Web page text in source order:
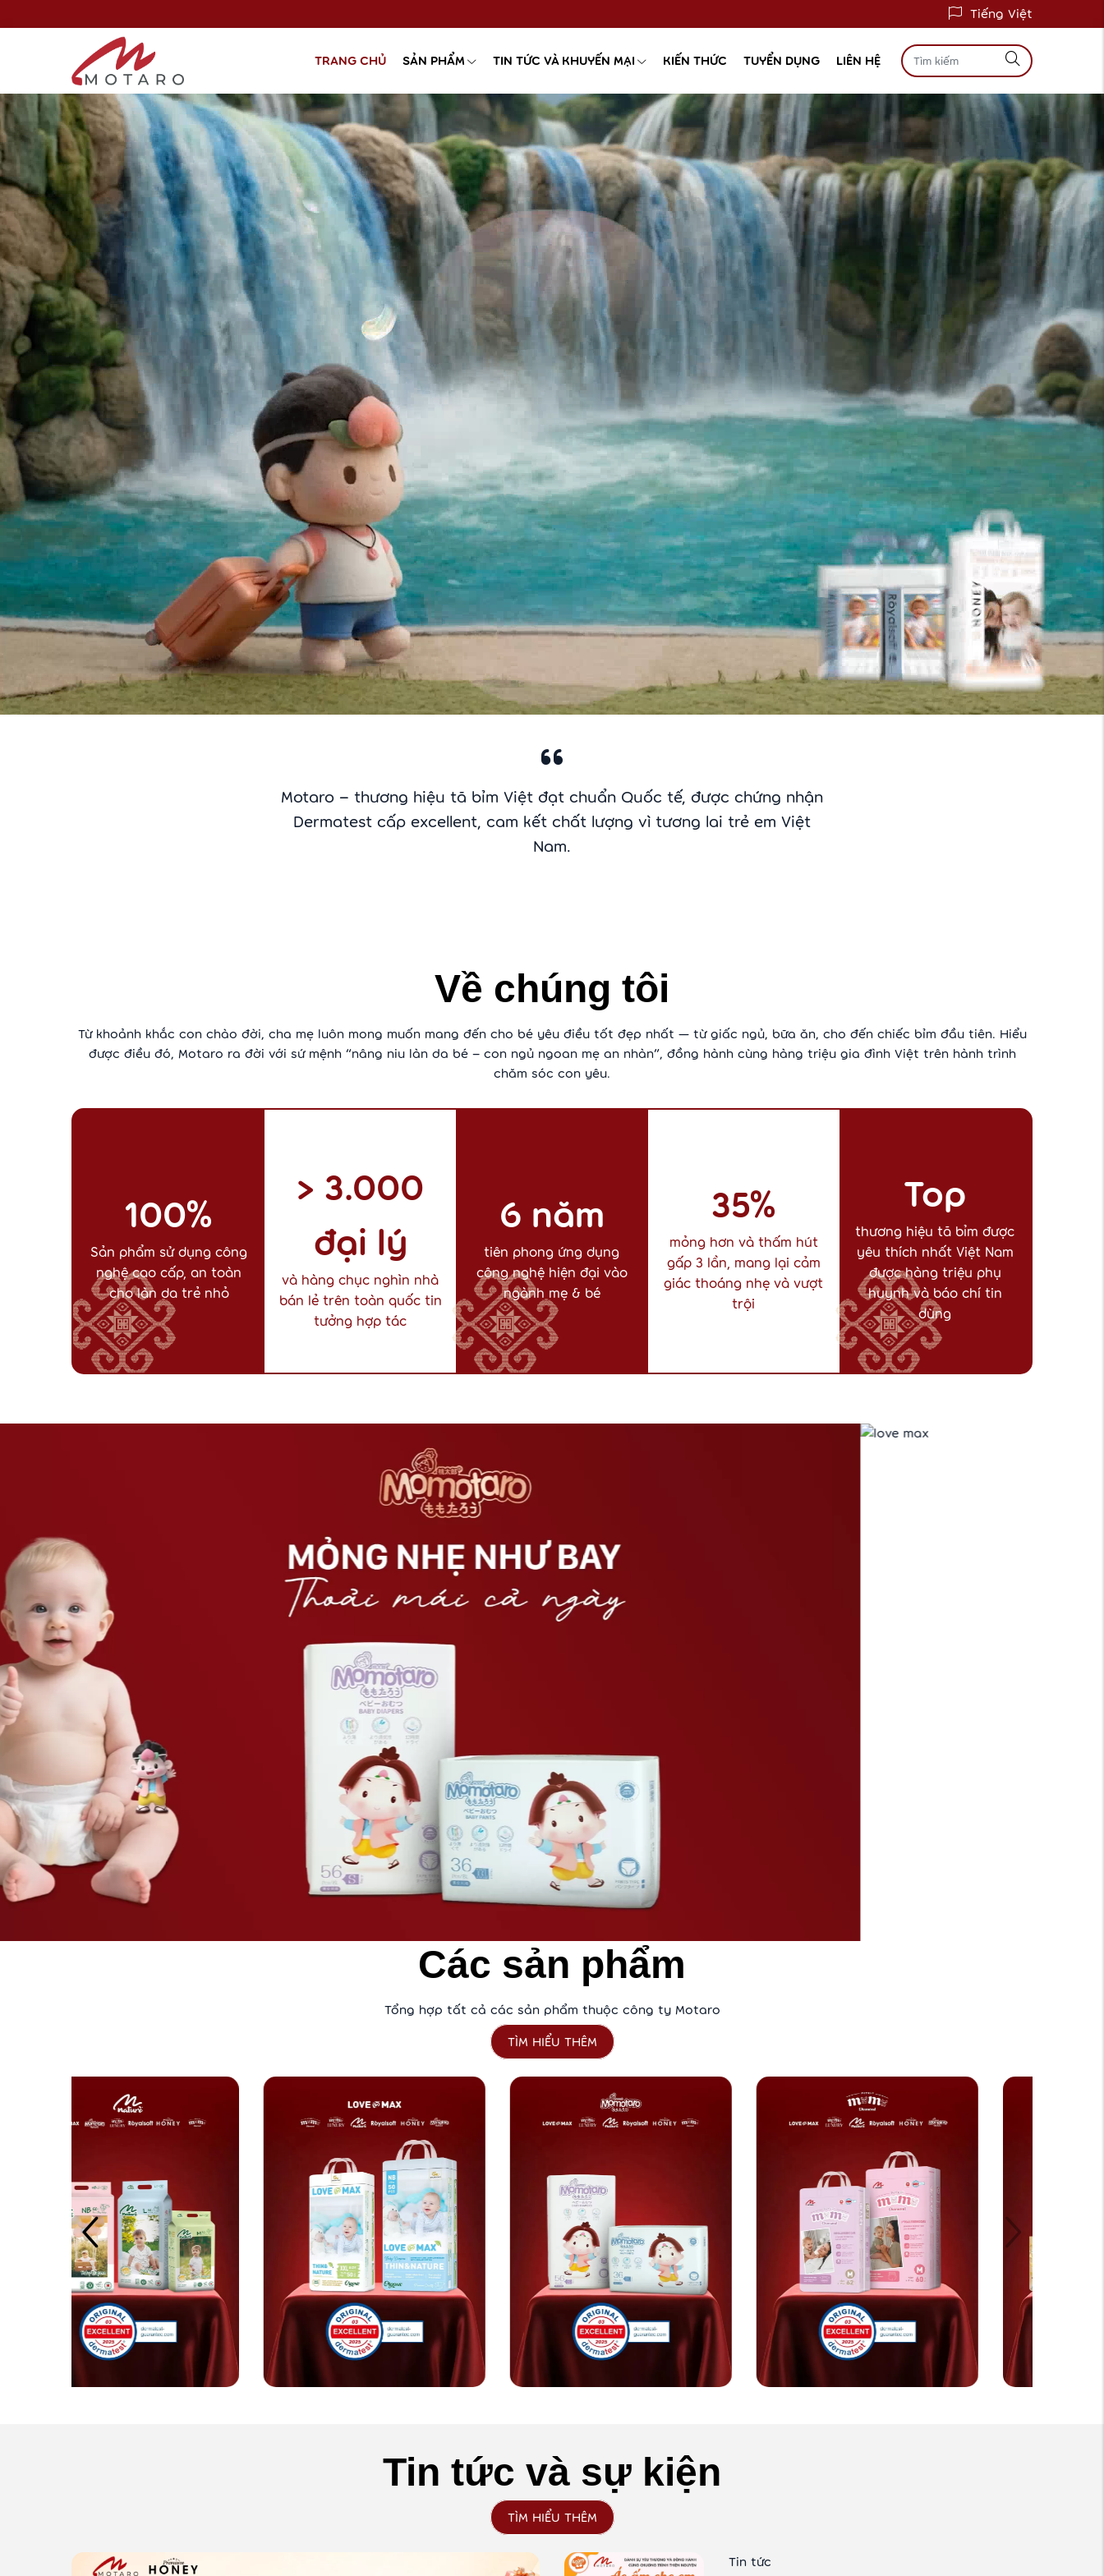
Tiếng Việt
TRANG CHỦ SẢN PHẨM TIN TỨC VÀ KHUYẾN MẠI KIẾN THỨC TUYỂN DỤNG LIÊN HỆ
Motaro – thương hiệu tã bỉm Việt đạt chuẩn Quốc tế, được chứng nhận
Dermatest cấp excellent, cam kết chất lượng vì tương lai trẻ em Việt
Nam.
Về chúng tôi
Từ khoảnh khắc con chào đời, cha mẹ luôn mong muốn mang đến cho bé yêu điều tốt đẹp nhất — từ giấc ngủ, bữa ăn, cho đến chiếc bỉm đầu tiên. Hiểu
được điều đó, Motaro ra đời với sứ mệnh “nâng niu làn da bé – con ngủ ngoan mẹ an nhàn”, đồng hành cùng hàng triệu gia đình Việt trên hành trình
chăm sóc con yêu.
100%
Sản phẩm sử dụng công
nghệ cao cấp, an toàn
cho làn da trẻ nhỏ
> 3.000
đại lý
và hàng chục nghìn nhà
bán lẻ trên toàn quốc tin
tưởng hợp tác
6 năm
tiên phong ứng dụng
công nghệ hiện đại vào
ngành mẹ & bé
35%
mỏng hơn và thấm hút
gấp 3 lần, mang lại cảm
giác thoáng nhẹ và vượt
trội
Top
thương hiệu tã bỉm được
yêu thích nhất Việt Nam
được hàng triệu phụ
huynh và báo chí tin
dùng
Các sản phẩm
Tổng hợp tất cả các sản phẩm thuộc công ty Motaro
TÌM HIỂU THÊM
Tin tức và sự kiện
TÌM HIỂU THÊM
Tin tức